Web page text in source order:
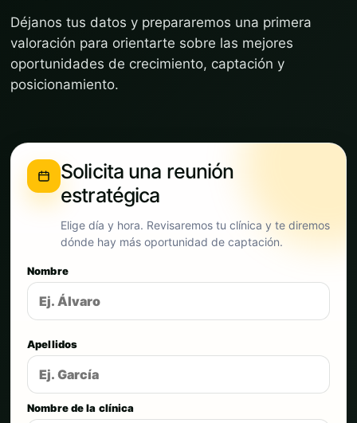
Déjanos tus datos y prepararemos una primera
valoración para orientarte sobre las mejores
oportunidades de crecimiento, captación y
posicionamiento.
Solicita una reunión
estratégica
Elige día y hora. Revisaremos tu clínica y te diremos
dónde hay más oportunidad de captación.
Nombre
Apellidos
Nombre de la clínica